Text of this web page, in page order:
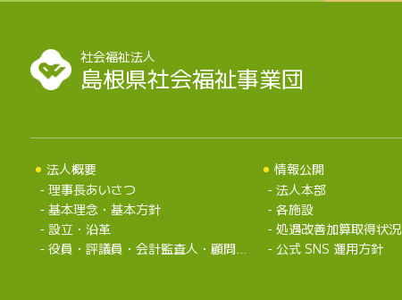
社会福祉法人
島根県社会福祉事業団
法人概要
理事長あいさつ
基本理念・基本方針
設立・沿革
役員・評議員・会計監査人・顧問弁護士・組織
情報公開
法人本部
各施設
処遇改善加算取得状況
公式 SNS 運用方針